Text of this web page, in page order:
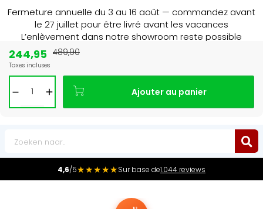
Fermeture annuelle du 3 au 16 août — commandez avant
le 27 juillet pour être livré avant les vacances
L’enlèvement dans notre showroom reste possible
jusqu’au 1er août à 16 h 30.
4,6/5★★★★★Sur base de1.044 reviews
244,95
Taxes incluses
489,90
Ajouter au panier